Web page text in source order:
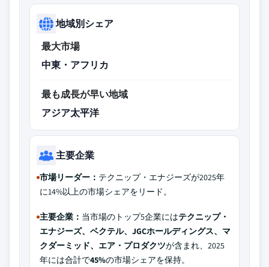
地域別シェア
最大市場
中東・アフリカ
最も成長が早い地域
アジア太平洋
主要企業
市場リーダー： テクニップ・エナジーズが2025年
に14%以上の市場シェアをリード。
主要企業： 当市場のトップ5企業にはテクニップ・
エナジーズ、ベクテル、JGCホールディングス、マ
クダーミッド、エア・プロダクツが含まれ、2025
年には合計で45%の市場シェアを保持。